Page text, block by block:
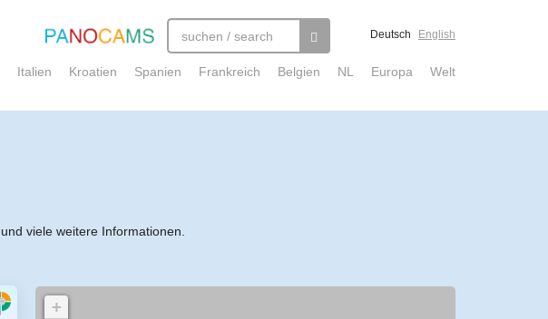
Deutsch English
Italien Kroatien Spanien Frankreich Belgien NL Europa Welt
und viele weitere Informationen.
+